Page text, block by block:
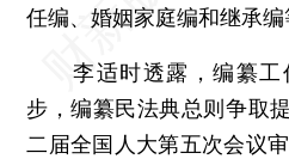
任编、婚姻家庭编和继承编
李适时透露，编纂工
步，编纂民法典总则争取
二届全国人大第五次会议